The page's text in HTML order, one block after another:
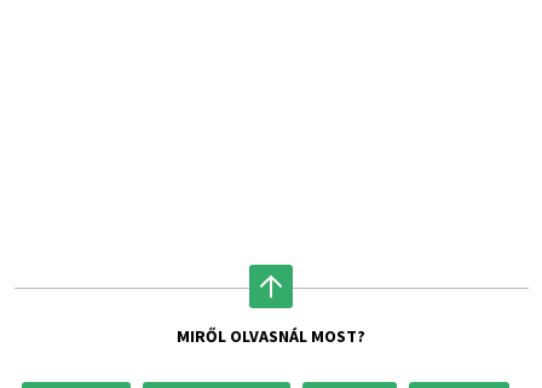
MIRŐL OLVASNÁL MOST?